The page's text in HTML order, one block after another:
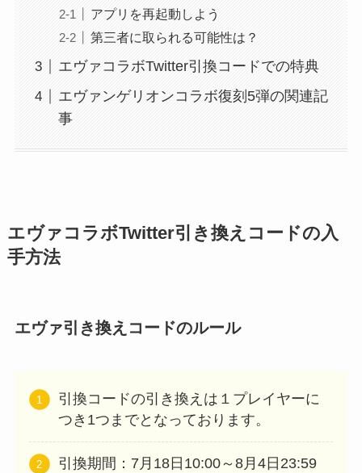
アプリを再起動しよう
第三者に取られる可能性は？
エヴァコラボTwitter引換コードでの特典
エヴァンゲリオンコラボ復刻5弾の関連記
事
エヴァコラボTwitter引き換えコードの入
手方法
エヴァ引き換えコードのルール
引換コードの引き換えは１プレイヤーに
つき1つまでとなっております。
引換期間：7月18日10:00～8月4日23:59